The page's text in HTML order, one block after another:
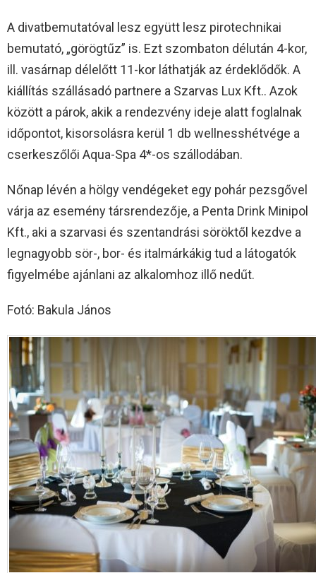
A divatbemutatóval lesz együtt lesz pirotechnikai
bemutató, „görögtűz” is. Ezt szombaton délután 4-kor,
ill. vasárnap délelőtt 11-kor láthatják az érdeklődők. A
kiállítás szállásadó partnere a Szarvas Lux Kft.. Azok
között a párok, akik a rendezvény ideje alatt foglalnak
időpontot, kisorsolásra kerül 1 db wellnesshétvége a
cserkeszőlői Aqua-Spa 4*-os szállodában.
Nőnap lévén a hölgy vendégeket egy pohár pezsgővel
várja az esemény társrendezője, a Penta Drink Minipol
Kft., aki a szarvasi és szentandrási söröktől kezdve a
legnagyobb sör-, bor- és italmárkákig tud a látogatók
figyelmébe ajánlani az alkalomhoz illő nedűt.
Fotó: Bakula János